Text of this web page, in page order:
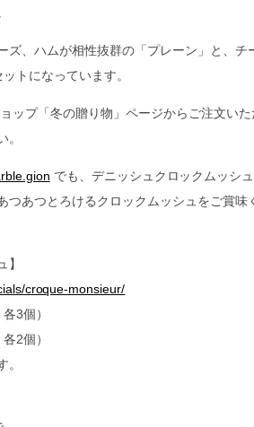
ズ、ハムが相性抜群の「プレーン」と、チ
トになっています。
ップ「冬の贈り物」ページからご注文い
でも、デニッシュクロックムッシ
つあつとろけるクロックムッシュをご賞味
】
croque-monsieur/
3個）
2個）